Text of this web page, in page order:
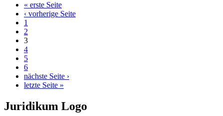
« erste Seite
‹ vorherige Seite
1
2
3
4
5
6
nächste Seite ›
letzte Seite »
Juridikum Logo